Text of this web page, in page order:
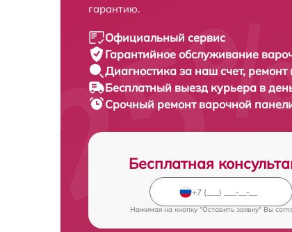
гарантию.
Официальный сервис
Гарантийное обслуживание
Диагностика за наш счет,
Бесплатный выезд курьера в
Срочный ремонт варочной
Бесплатная
Нажимая на кнопку "Оставить заявку" Вы